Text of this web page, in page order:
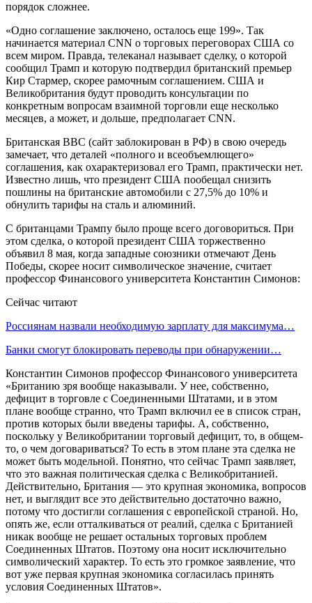
порядок сложнее.
«Одно соглашение заключено, осталось еще 199». Так
начинается материал CNN о торговых переговорах США со
всем миром. Правда, телеканал называет сделку, о которой
сообщил Трамп и которую подтвердил британский премьер
Кир Стармер, скорее рамочным соглашением. США и
Великобритания будут проводить консультации по
конкретным вопросам взаимной торговли еще несколько
месяцев, а может, и дольше, предполагает CNN.
Британская BBC (сайт заблокирован в РФ) в свою очередь
замечает, что деталей «полного и всеобъемлющего»
соглашения, как охарактеризовал его Трамп, практически нет.
Известно лишь, что президент США пообещал снизить
пошлины на британские автомобили с 27,5% до 10% и
обнулить тарифы на сталь и алюминий.
С британцами Трампу было проще всего договориться. При
этом сделка, о которой президент США торжественно
объявил 8 мая, когда западные союзники отмечают День
Победы, скорее носит символическое значение, считает
профессор Финансового университета Константин Симонов:
Сейчас читают
Россиянам назвали необходимую зарплату для максимума…
Банки смогут блокировать переводы при обнаружении…
Константин Симонов профессор Финансового университета
«Британию зря вообще наказывали. У нее, собственно,
дефицит в торговле с Соединенными Штатами, и в этом
плане вообще странно, что Трамп включил ее в список стран,
против которых были введены тарифы. А, собственно,
поскольку у Великобритании торговый дефицит, то, в общем-
то, о чем договариваться? То есть в этом плане эта сделка не
может быть модельной. Понятно, что сейчас Трамп заявляет,
что это важная политическая сделка с Великобританией.
Действительно, Британия — это крупная экономика, вопросов
нет, и выглядит все это действительно достаточно важно,
потому что достигли соглашения с европейской страной. Но,
опять же, если отталкиваться от реалий, сделка с Британией
никак вообще не решает остальных торговых проблем
Соединенных Штатов. Поэтому она носит исключительно
символический характер. То есть это громкое заявление, что
вот уже первая крупная экономика согласилась принять
условия Соединенных Штатов».